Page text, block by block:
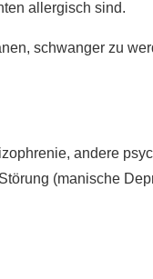
allergisch sind.
schwanger zu
andere
(manische